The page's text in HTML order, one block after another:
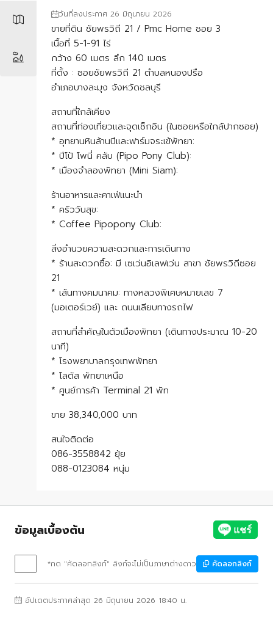
วันที่ลงประกาศ 26 มิถุนายน 2026
ขายที่ดิน ชัยพรวิถี 21 / Pmc Home ซอย 3
เนื้อที่ 5-1-91 ไร่
กว้าง 60 เมตร ลึก 140 เมตร
ที่ตั้ง : ซอยชัยพรวิถี 21 ตำบลหนองปรือ
อำเภอบางละมุง จังหวัดชลบุรี
สถานที่ใกล้เคียง
สถานที่ท่องเที่ยวและจุดเช็กอิน (ในซอยหรือใกล้ปากซอย)
* อุทยานหินล้านปีและฟาร์มจระเข้พัทยา:
* ปีโป้ โพนี่ คลับ (Pipo Pony Club):
* เมืองจำลองพัทยา (Mini Siam):
ร้านอาหารและคาเฟ่แนะนำ
* ครัววันสุข:
* Coffee Pipopony Club:
สิ่งอำนวยความสะดวกและการเดินทาง
* ร้านสะดวกซื้อ: มี เซเว่นอิเลฟเว่น สาขา ชัยพรวิถีซอย
21
* เส้นทางคมนาคม: ทางหลวงพิเศษหมายเลข 7
(มอเตอร์เวย์) และ ถนนเลียบทางรถไฟ
สถานที่สำคัญในตัวเมืองพัทยา (เดินทางประมาณ 10-20
นาที)
* โรงพยาบาลกรุงเทพพัทยา
* โลตัส พัทยาเหนือ
* ศูนย์การค้า Terminal 21 พัท
ขาย 38,340,000 บาท
สนใจติดต่อ
086-3558842 ยุ้ย
088-0123084 หนุ่ม
ข้อมูลเบื้องต้น
*กด "คัดลอกลิงก์" ลิงก์จะไม่เป็นภาษาต่างดาว คัดลอกลิงก์
อัปเดตประกาศล่าสุด 26 มิถุนายน 2026 18:40 น.